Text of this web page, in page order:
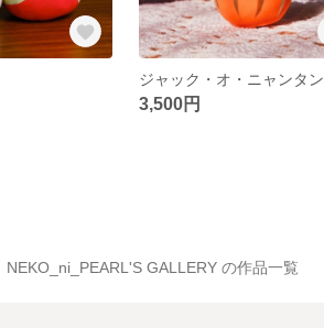
3,500円
NEKO_ni_PEARL'S GALLERY の作品一覧